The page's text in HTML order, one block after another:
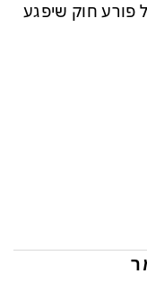
פורע חוק שיפגע